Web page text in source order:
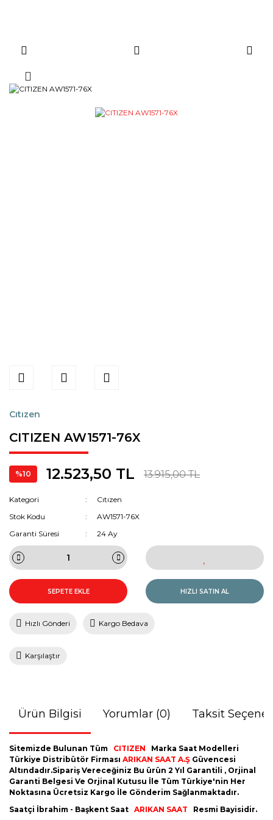
Cıtızen
CITIZEN AW1571-76X
%10 12.523,50 TL 13.915,00 TL
Kategori
Cıtızen
Stok Kodu
AW1571-76X
Garanti Süresi
24 Ay
SEPETE EKLE HIZLI SATIN AL
Hızlı Gönderi Kargo Bedava
Karşılaştır
Ürün Bilgisi Yorumlar (0) Taksit
Sitemizde Bulunan Tüm CITIZEN
Marka Saat Modelleri
Türkiye Distribütör Firması ARIKAN SAAT A.Ş Güvencesi
Altındadır.Sipariş Vereceğiniz Bu ürün 2 Yıl Garantili , Orjinal
Garanti Belgesi Ve Orjinal Kutusu İle Tüm Türkiye'nin Her
Noktasına Ücretsiz Kargo İle Gönderim Sağlanmaktadır.
Saatçi İbrahim - Başkent Saat ARIKAN SAAT Resmi Bayisidir.